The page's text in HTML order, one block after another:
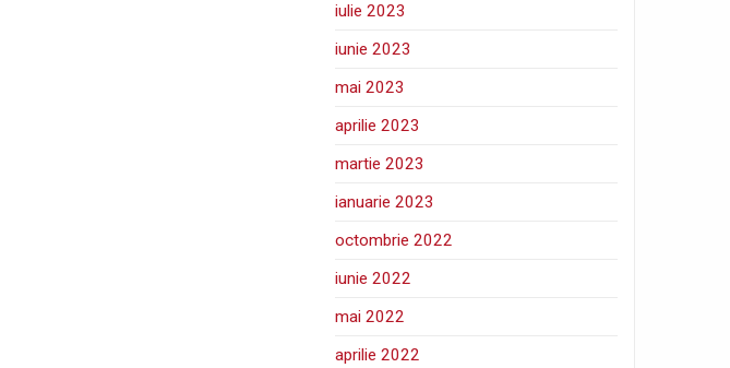
iulie 2023
iunie 2023
mai 2023
aprilie 2023
martie 2023
ianuarie 2023
octombrie 2022
iunie 2022
mai 2022
aprilie 2022